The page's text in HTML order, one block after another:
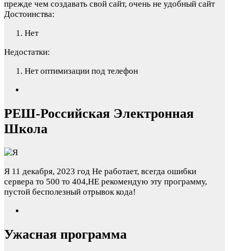
прежде чем создавать свой сайт, очень не удобный сайт
Достоинства:
Нет
Недостатки:
Нет оптимизации под телефон
РЕШ-Российская Электронная
Школа
Я 11 декабря, 2023 год Не работает, всегда ошибки
сервера то 500 то 404,НЕ рекомендую эту программу,
пустой бесполезный отрывок кода!
Ужасная программа